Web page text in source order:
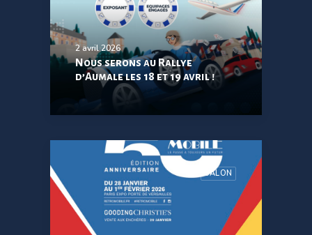
2 avril 2026
Nous serons au Rallye
d’Aumale les 18 et 19 avril !
SALON